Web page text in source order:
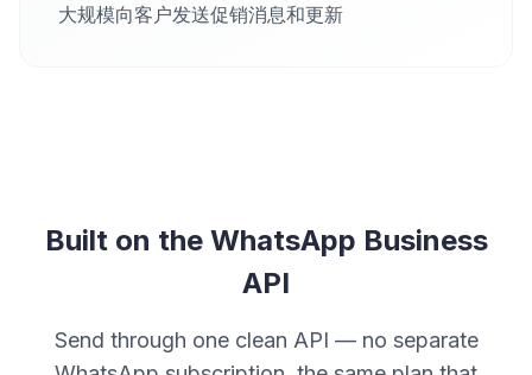
大规模向客户发送促销消息和更新
Built on the WhatsApp Business
API
Send through one clean API — no separate